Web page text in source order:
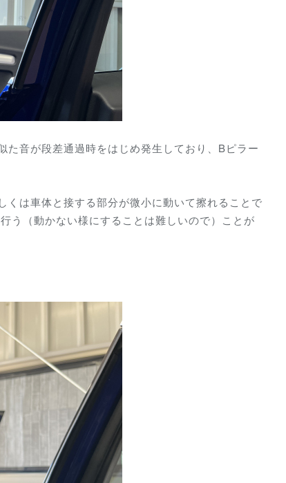
音が段差通過時をはじめ発生しており、Bピラー
は車体と接する部分が微小に動いて擦れることで
う（動かない様にすることは難しいので）ことが